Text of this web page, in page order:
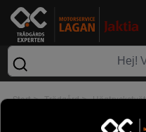
Start> Trädgård>